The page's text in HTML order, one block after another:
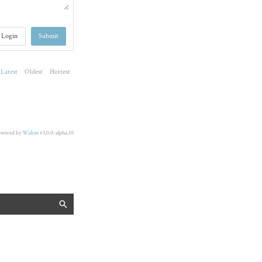
Login Submit
Latest Oldest Hottest
byWalinev3.0.0-alpha.10